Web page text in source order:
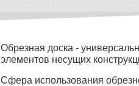
Обрезная доска -
элементов несущих
Сфера использования